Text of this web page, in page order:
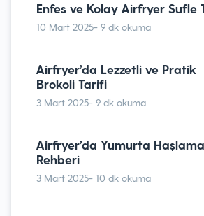
- 9 dk okuma
Airfryer’da Tavuk Kanat Tarifi:
Çıtır Lezzet
6 Mart 2024- 7 dk okuma
Airfryer’da Patates Kızartması
Tarifi
5 Mart 2024- 8 dk okuma
Enfes ve Kolay Airfryer Sufle
10 Mart 2025- 9 dk okuma
Airfryer’da Lezzetli ve Pratik
Brokoli Tarifi
3 Mart 2025- 9 dk okuma
Airfryer’da Yumurta Haşlama
Rehberi
3 Mart 2025- 10 dk okuma